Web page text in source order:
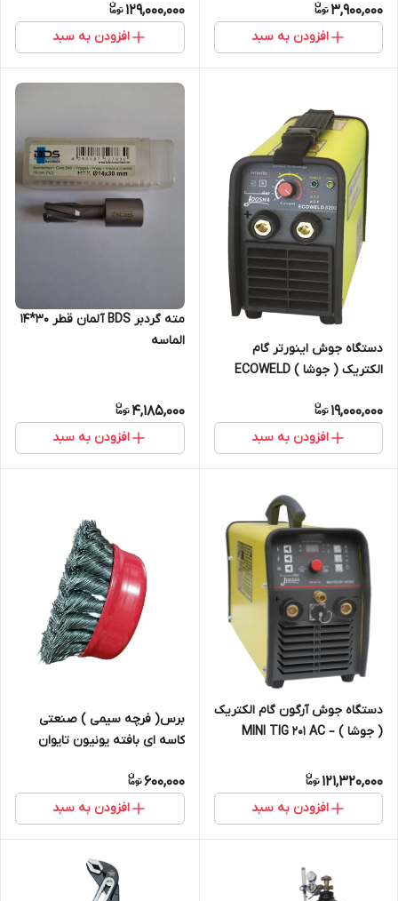
3,900,000
افزودن به سبد
129,000,000
افزودن به سبد
دستگاه جوش اینورتر گام
الکتریک ( جوشا ) ECOWELD
افزوده)
19,000,000
افزودن به سبد
مته گردبر BDS آلمان قطر 30*14
الماسه
4,185,000
افزودن به سبد
دستگاه جوش آرگون گام الکتریک
( جوشا ) MINI TIG 201 AC –
افزوده)
121,320,000
افزودن به سبد
برس( فرچه سیمی ) صنعتی
کاسه ای بافته یونیون تایوان
600,000
افزودن به سبد